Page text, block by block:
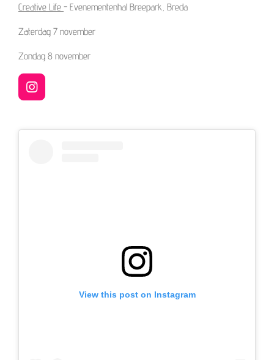
Creative Life - Evenementenhal Breepark, Breda
Zaterdag 7 november
Zondag 8 november
I
n
t
View this post on Instagram